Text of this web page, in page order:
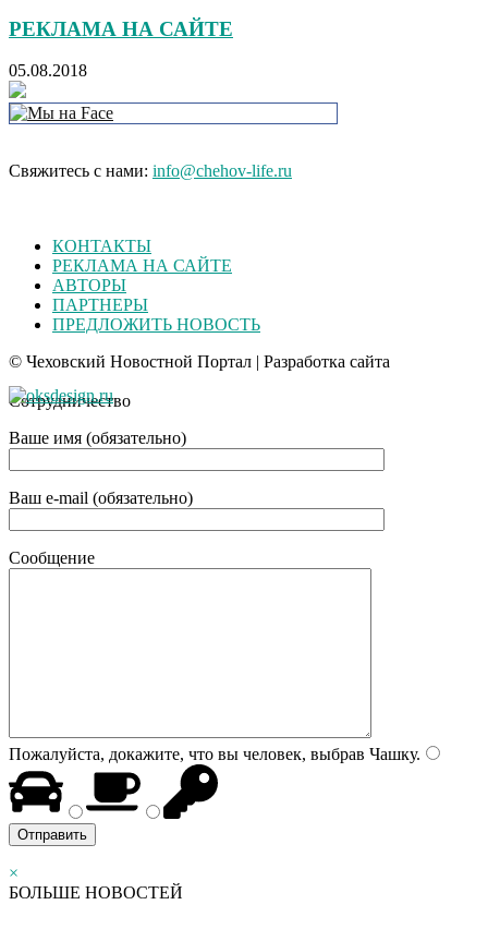
РЕКЛАМА НА САЙТЕ
05.08.2018
Свяжитесь с нами: info@chehov-life.ru
КОНТАКТЫ
РЕКЛАМА НА САЙТЕ
АВТОРЫ
ПАРТНЕРЫ
ПРЕДЛОЖИТЬ НОВОСТЬ
© Чеховский Новостной Портал | Разработка сайта
Сотрудничество
Ваше имя (обязательно)
Ваш e-mail (обязательно)
Сообщение
Пожалуйста, докажите, что вы человек, выбрав Чашку.
×
БОЛЬШЕ НОВОСТЕЙ